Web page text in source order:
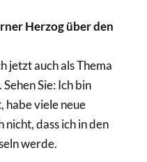
Herzog über den
jetzt auch als Thema
Sie: Ich bin
viele neue
dass ich in den
werde.